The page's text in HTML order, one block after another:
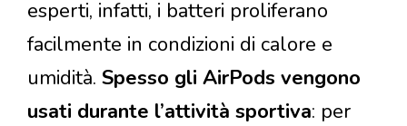
esperti, infatti, i batteri proliferano
facilmente in condizioni di calore e
umidità. Spesso gli AirPods vengono
usati durante l’attività sportiva: per